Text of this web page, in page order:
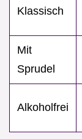
Klassisch
Mit
Sprudel
Alkoholfrei